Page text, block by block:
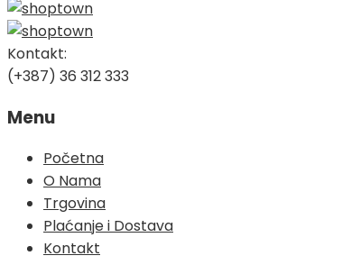
Kontakt:
(+387) 36 312 333
Menu
Skip
content
Početna
O Nama
Trgovina
Plaćanje i Dostava
Kontakt